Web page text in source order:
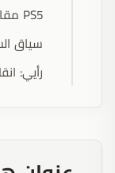
PS5 مقابل الحواسيب: ميزة الكونسول؟
سياق
رأيي: